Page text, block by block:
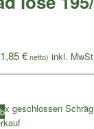
€netto)